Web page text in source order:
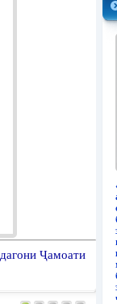
Ҷамоати